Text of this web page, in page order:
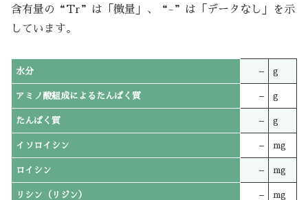
含有量の“Tr”は「微量」、“-”は「データなし」を示
しています。
水分 – g
アミノ酸組成によるたんぱく質 – g
たんぱく質 – g
イソロイシン – mg
ロイシン – mg
リシン（リジン） – mg